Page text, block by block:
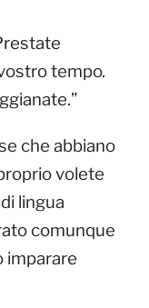
tempo.
che abbiano
volete
lingua
comunque
imparare